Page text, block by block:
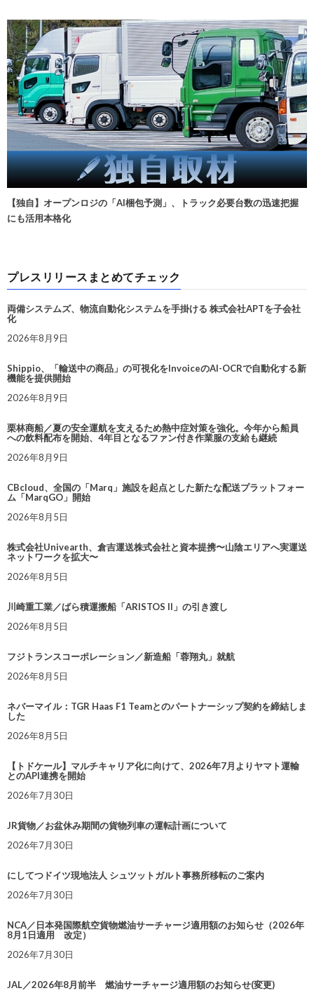
【独自】オープンロジの「AI梱包予測」、トラック必要台数の迅速把握
にも活用本格化
プレスリリースまとめてチェック
両備システムズ、物流自動化システムを手掛ける 株式会社APTを子会社
化
2026年8月9日
Shippio、「輸送中の商品」の可視化をInvoiceのAI-OCRで自動化する新
機能を提供開始
2026年8月9日
栗林商船／夏の安全運航を支えるため熱中症対策を強化。今年から船員
への飲料配布を開始、4年目となるファン付き作業服の支給も継続
2026年8月9日
CBcloud、全国の「Marq」施設を起点とした新たな配送プラットフォー
ム「MarqGO」開始
2026年8月5日
株式会社Univearth、倉吉運送株式会社と資本提携〜山陰エリアへ実運送
ネットワークを拡大〜
2026年8月5日
川崎重工業／ばら積運搬船「ARISTOS II」の引き渡し
2026年8月5日
フジトランスコーポレーション／新造船「蓉翔丸」就航
2026年8月5日
ネバーマイル：TGR Haas F1 Teamとのパートナーシップ契約を締結しま
した
2026年8月5日
【トドケール】マルチキャリア化に向けて、2026年7月よりヤマト運輸
とのAPI連携を開始
2026年7月30日
JR貨物／お盆休み期間の貨物列車の運転計画について
2026年7月30日
にしてつドイツ現地法人 シュツットガルト事務所移転のご案内
2026年7月30日
NCA／日本発国際航空貨物燃油サーチャージ適用額のお知らせ（2026年
8月1日適用 改定）
2026年7月30日
JAL／2026年8月前半 燃油サーチャージ適用額のお知らせ(変更)